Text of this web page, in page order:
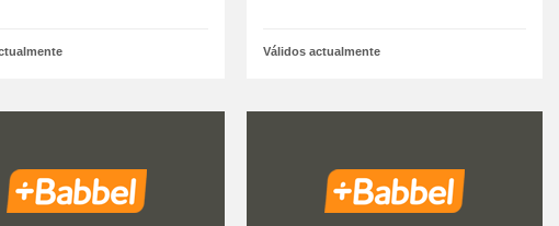
Válidos actualmente